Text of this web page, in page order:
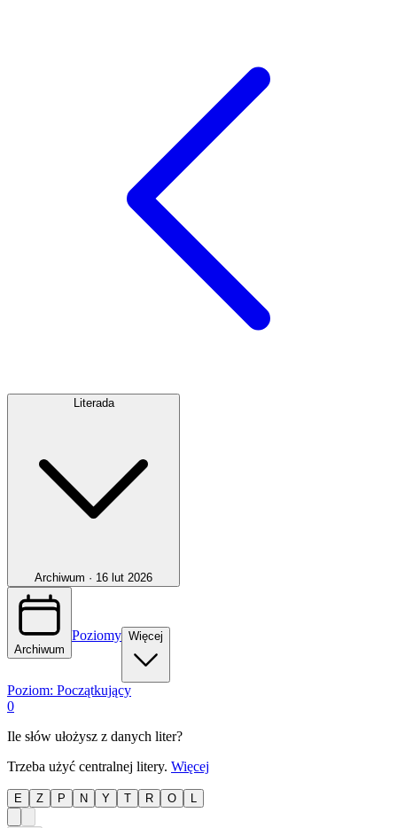
Literada
Archiwum · 16 lut 2026
Archiwum
Poziomy Więcej
Poziom: Początkujący
0
Ile słów ułożysz z danych liter?
Trzeba użyć centralnej litery. Więcej
E Z P N Y T R O L